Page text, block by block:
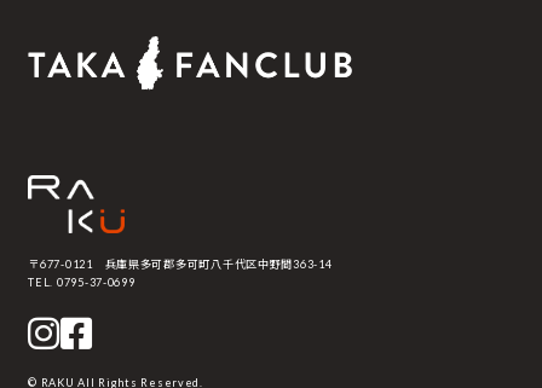
〒677-0121 兵庫県多可郡多可町八千代区中野間363-14
TEL. 0795-37-0699
© RAKU All Rights Reserved.